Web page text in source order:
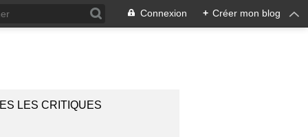
Connexion + Créer mon blog
LES CRITIQUES